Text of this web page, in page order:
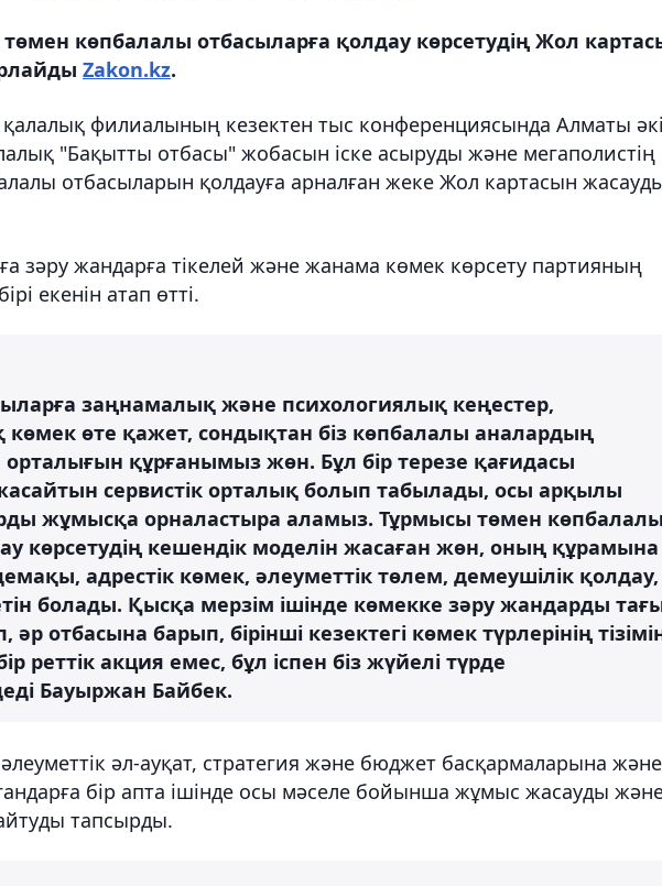
көпбалалы отбасыларға қолдау көрсетудің Жол
Zakon.kz.
филиалының кезектен тыс конференциясында Алматы
"Бақытты отбасы" жобасын іске асыруды және мегаполистің
отбасыларын қолдауға арналған жеке Жол картасын
зәру жандарға тікелей және жанама көмек көрсету партияның
екенін атап өтті.
заңнамалық және психологиялық кеңестер,
өте қажет, сондықтан біз көпбалалы аналардың
құрғанымыз жөн. Бұл бір терезе қағидасы
сервистік орталық болып табылады, осы арқылы
жұмысқа орналастыра аламыз. Тұрмысы төмен көпбалалы
көрсетудің кешендік моделін жасаған жөн, оның құрамына
адрестік көмек, әлеуметтік төлем, демеушілік қолдау,
болады. Қысқа мерзім ішінде көмекке зәру жандарды
әр отбасына барып, бірінші кезектегі көмек түрлерінің
реттік акция емес, бұл іспен біз жүйелі түрде
Бауыржан Байбек.
әл-ауқат, стратегия және бюджет басқармаларына және
бір апта ішінде осы мәселе бойынша жұмыс жасауды
тапсырды.